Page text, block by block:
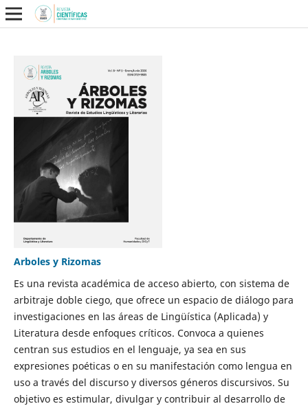
Arboles y Rizomas
Es una revista académica de acceso abierto, con sistema de
arbitraje doble ciego, que ofrece un espacio de diálogo para
investigaciones en las áreas de Lingüística (Aplicada) y
Literatura desde enfoques críticos. Convoca a quienes
centran sus estudios en el lenguaje, ya sea en sus
expresiones poéticas o en su manifestación como lengua en
uso a través del discurso y diversos géneros discursivos. Su
objetivo es estimular, divulgar y contribuir al desarrollo de